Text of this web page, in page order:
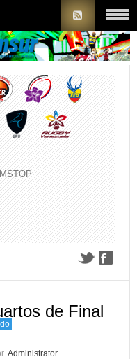
de Final
Administrator